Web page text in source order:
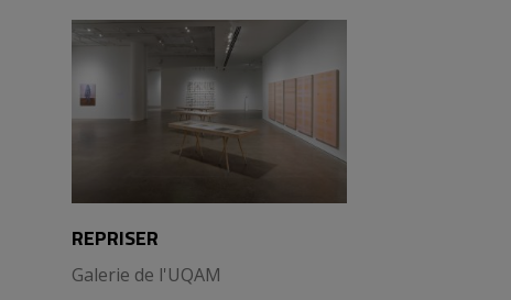
REPRISER
Galerie de l'UQAM